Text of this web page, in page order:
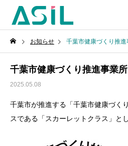
お知らせ 千葉市健康づくり推
千葉市健康づくり推進事業
2025.05.08
千葉市が推進する「千葉市健康づく
スである「スカーレットクラス」と